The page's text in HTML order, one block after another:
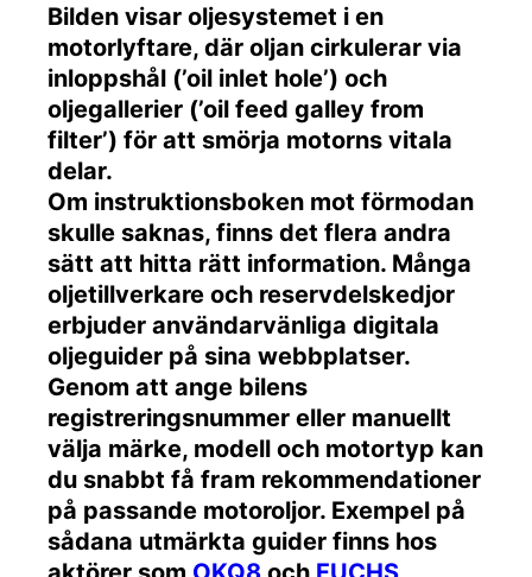
Bilden visar oljesystemet i en
motorlyftare, där oljan cirkulerar via
inloppshål (’oil inlet hole’) och
oljegallerier (’oil feed galley from
filter’) för att smörja motorns vitala
delar.
Om instruktionsboken mot förmodan
skulle saknas, finns det flera andra
sätt att hitta rätt information. Många
oljetillverkare och reservdelskedjor
erbjuder användarvänliga digitala
oljeguider på sina webbplatser.
Genom att ange bilens
registreringsnummer eller manuellt
välja märke, modell och motortyp kan
du snabbt få fram rekommendationer
på passande motoroljor. Exempel på
sådana utmärkta guider finns hos